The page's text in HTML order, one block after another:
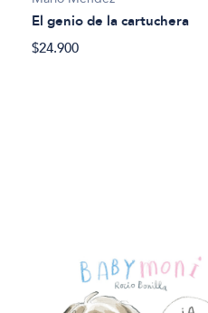
El genio de la cartuchera
$24.900